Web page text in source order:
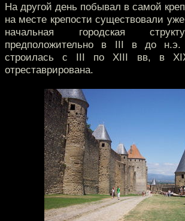
На другой день побывал в самой
на месте крепости существовали
начальная городская
предположительно в III в до н.э.
строилась с III по XIII вв, в
отреставрирована.